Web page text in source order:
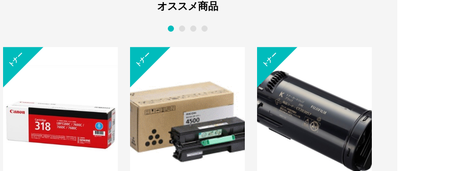
オススメ商品
トナー トナー トナー
1 2 3 4